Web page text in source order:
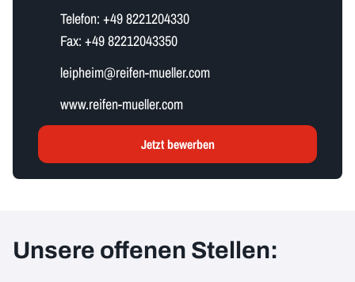
Telefon: +49 8221204330
Fax: +49 82212043350
l​e​i​p​h​e​i​m​@reifen-mueller.com
www.reifen-mueller.com
Jetzt bewerben
Unsere offenen Stellen: